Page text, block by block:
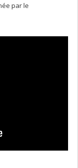
par le